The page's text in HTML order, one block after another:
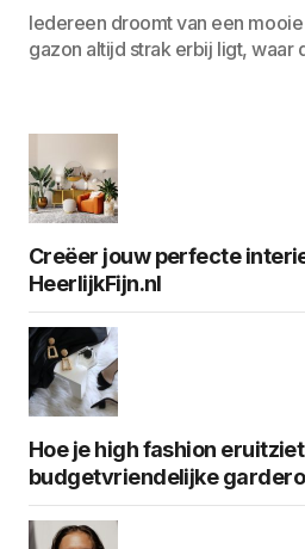
Iedereen droomt van een
gazon altijd strak erbij ligt, waar
Creëer jouw perfecte
HeerlijkFijn.nl
Hoe je high fashion
budgetvriendelijke